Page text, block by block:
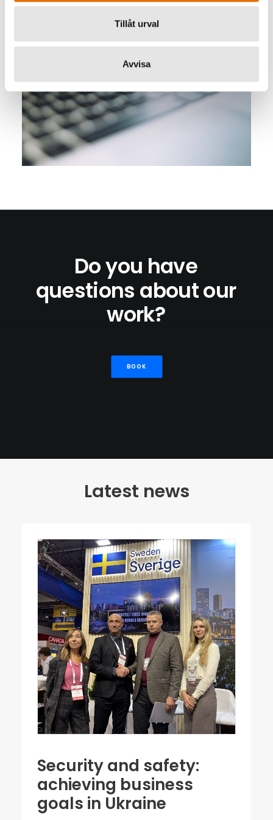
Tillåt urval
Avvisa
Doyou have
questions aboutour
work?
BOOK
Latest news
Security and safety:
achieving business
goals in Ukraine